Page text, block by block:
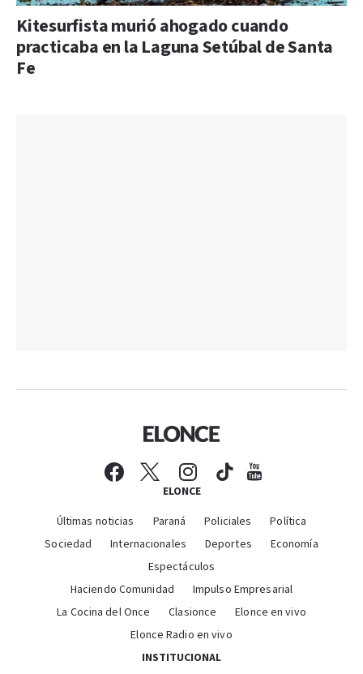
Kitesurfista murió ahogado cuando
practicaba en la Laguna Setúbal de Santa
Fe
ELONCE
Últimas noticias Paraná Policiales
Política
Sociedad
Internacionales Deportes
Economía
Espectáculos
Haciendo Comunidad
Impulso Empresarial
La Cocina del Once
Clasionce
Elonce en vivo
Elonce Radio en vivo
INSTITUCIONAL